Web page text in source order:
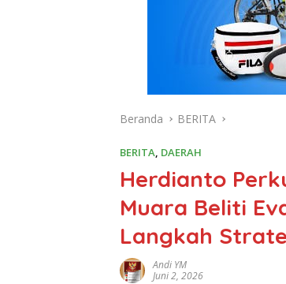
Beranda BERITA
BERITA, DAERAH
Herdianto
Muara Beliti
Langkah
Andi YM
Juni 2, 2026